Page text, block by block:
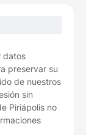
datos
preservar su
de nuestros
sin
Piriápolis no